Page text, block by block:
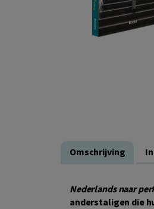
Omschrijving
Nederlands naar
anderstaligen die